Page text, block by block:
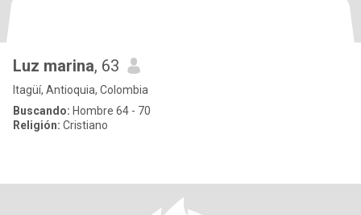
Luz marina, 63
Itagüí, Antioquia, Colombia
Buscando: Hombre 64 - 70
Religión: Cristiano